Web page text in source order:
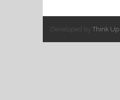
Developed by Think Up